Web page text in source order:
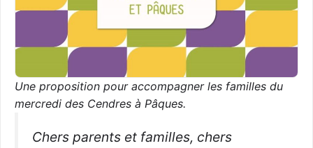
Une proposition pour accompagner les familles du
mercredi des Cendres à Pâques.
Chers parents et familles, chers